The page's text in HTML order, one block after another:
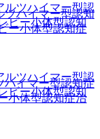
ルツハイマー型認
ビー小体型認知
ルツハイマー型認
ビー小体型認知
ツハイマー型認知
ー小体型認知症
ハイマー型認知症
小体型認知症治